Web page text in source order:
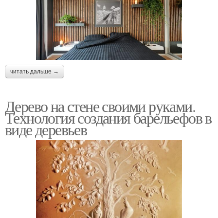
читать дальше →
Дерево на стене своими руками.
Технология создания барельефов в
виде деревьев